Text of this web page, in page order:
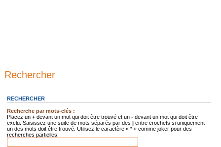
Rechercher
RECHERCHER
Recherche par mots-clés :
Placez un + devant un mot qui doit être trouvé et un - devant un mot qui doit être
exclu. Saisissez une suite de mots séparés par des | entre crochets si uniquement
un des mots doit être trouvé. Utilisez le caractère « * » comme joker pour des
recherches partielles.